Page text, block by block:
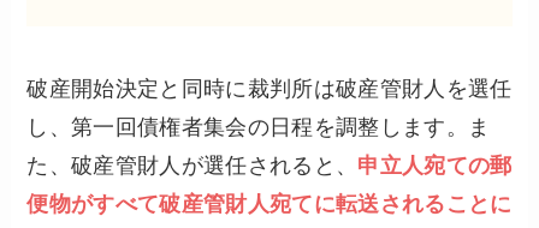
破産開始決定と同時に裁判所は破産管財人を選任
し、第一回債権者集会の日程を調整します。ま
た、破産管財人が選任されると、 申立人宛ての郵
便物がすべて破産管財人宛てに転送されることに